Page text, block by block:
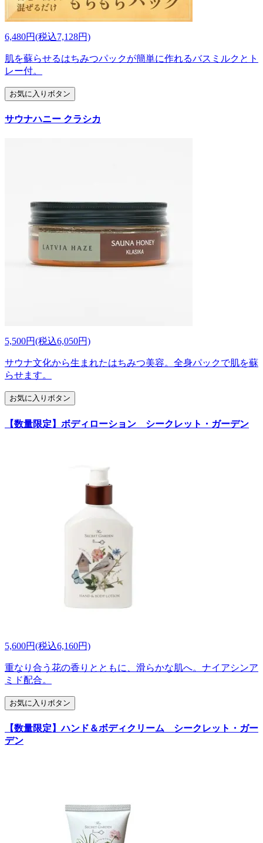
6,480円(税込7,128円)
肌を蘇らせるはちみつパックが簡単に作れるバスミルクとト
レー付。
お気に入りボタン
サウナハニー クラシカ
5,500円(税込6,050円)
サウナ文化から生まれたはちみつ美容。全身パックで肌を蘇
らせます。
お気に入りボタン
【数量限定】ボディローション シークレット・ガーデン
5,600円(税込6,160円)
重なり合う花の香りとともに、滑らかな肌へ。ナイアシンア
ミド配合。
お気に入りボタン
【数量限定】ハンド＆ボディクリーム シークレット・ガー
デン